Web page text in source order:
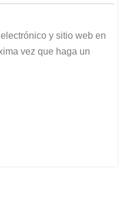
y sitio web en
vez que haga un